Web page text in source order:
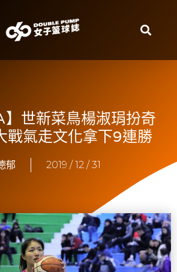
】世新菜鳥楊淑琄扮奇
氣走文化拿下9連勝
郁 2019 / 12 / 31